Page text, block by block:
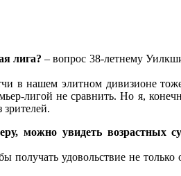
лига? – вопрос 38-летнему
в нашем элитном дивизионе
лигой не сравнить. Но я,
зрителей.
можно увидеть возрастных
удовольствие не